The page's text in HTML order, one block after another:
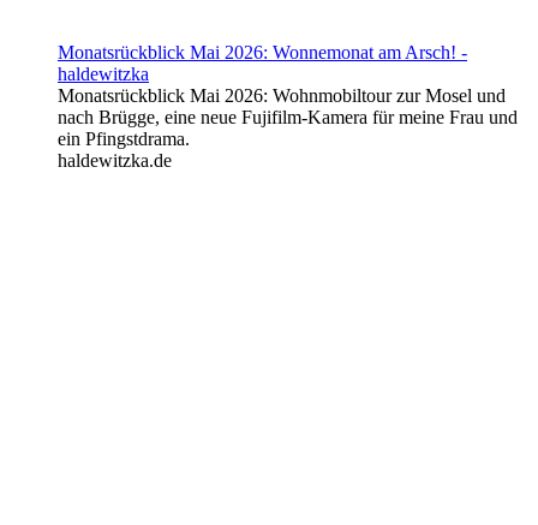
Monatsrückblick Mai 2026: Wonnemonat am Arsch! -
haldewitzka
Monatsrückblick Mai 2026: Wohnmobiltour zur Mosel und
nach Brügge, eine neue Fujifilm-Kamera für meine Frau und
ein Pfingstdrama.
haldewitzka.de